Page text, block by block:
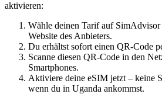
aktivieren:
Wähle deinen Tarif auf
Website des Anbieters.
Du erhältst sofort einen QR-Code
Scanne diesen QR-Code in den
Smartphones.
Aktiviere deine eSIM jetzt – keine
wenn du in Uganda ankommst.